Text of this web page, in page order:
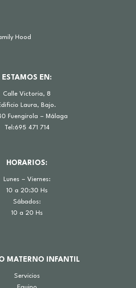
ESTAMOS EN:
Calle Victoria, 8
Laura, Bajo.
Fuengirola – Málaga
Tel:695 471 714
HORARIOS:
Lunes – Viernes:
10 a 20:30 Hs
Sábados:
10 a 20 Hs
MATERNO INFANTIL
Servicios